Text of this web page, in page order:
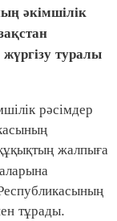
әкімшілік
жүргізу туралы
рәсімдер
жалпыға
тұрады.